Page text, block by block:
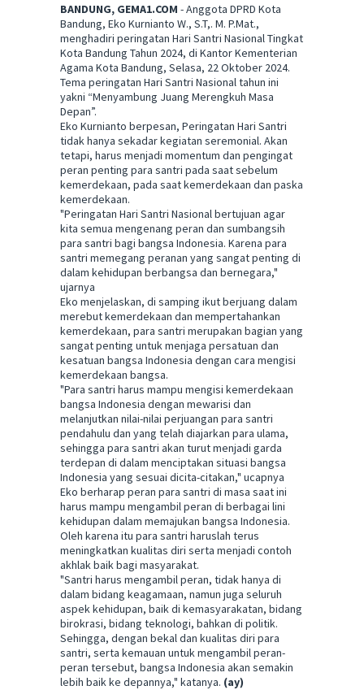
BANDUNG, GEMA1.COM - Anggota DPRD Kota
Bandung, Eko Kurnianto W., S.T,. M. P.Mat.,
menghadiri peringatan Hari Santri Nasional Tingkat
Kota Bandung Tahun 2024, di Kantor Kementerian
Agama Kota Bandung, Selasa, 22 Oktober 2024.
Tema peringatan Hari Santri Nasional tahun ini
yakni “Menyambung Juang Merengkuh Masa
Depan”.
Eko Kurnianto berpesan, Peringatan Hari Santri
tidak hanya sekadar kegiatan seremonial. Akan
tetapi, harus menjadi momentum dan pengingat
peran penting para santri pada saat sebelum
kemerdekaan, pada saat kemerdekaan dan paska
kemerdekaan.
"Peringatan Hari Santri Nasional bertujuan agar
kita semua mengenang peran dan sumbangsih
para santri bagi bangsa Indonesia. Karena para
santri memegang peranan yang sangat penting di
dalam kehidupan berbangsa dan bernegara,"
ujarnya
Eko menjelaskan, di samping ikut berjuang dalam
merebut kemerdekaan dan mempertahankan
kemerdekaan, para santri merupakan bagian yang
sangat penting untuk menjaga persatuan dan
kesatuan bangsa Indonesia dengan cara mengisi
kemerdekaan bangsa.
"Para santri harus mampu mengisi kemerdekaan
bangsa Indonesia dengan mewarisi dan
melanjutkan nilai-nilai perjuangan para santri
pendahulu dan yang telah diajarkan para ulama,
sehingga para santri akan turut menjadi garda
terdepan di dalam menciptakan situasi bangsa
Indonesia yang sesuai dicita-citakan," ucapnya
Eko berharap peran para santri di masa saat ini
harus mampu mengambil peran di berbagai lini
kehidupan dalam memajukan bangsa Indonesia.
Oleh karena itu para santri haruslah terus
meningkatkan kualitas diri serta menjadi contoh
akhlak baik bagi masyarakat.
"Santri harus mengambil peran, tidak hanya di
dalam bidang keagamaan, namun juga seluruh
aspek kehidupan, baik di kemasyarakatan, bidang
birokrasi, bidang teknologi, bahkan di politik.
Sehingga, dengan bekal dan kualitas diri para
santri, serta kemauan untuk mengambil peran-
peran tersebut, bangsa Indonesia akan semakin
lebih baik ke depannya," katanya. (ay)